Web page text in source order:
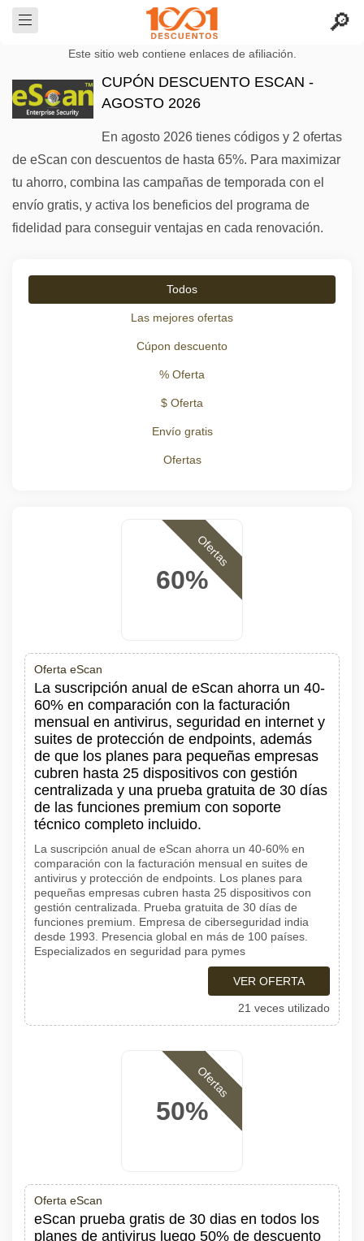
Este sitio web contiene enlaces de afiliación.
CUPÓN DESCUENTO ESCAN -
AGOSTO 2026
En agosto 2026 tienes códigos y 2 ofertas
de eScan con descuentos de hasta 65%. Para maximizar
tu ahorro, combina las campañas de temporada con el
envío gratis, y activa los beneficios del programa de
fidelidad para conseguir ventajas en cada renovación.
Todos
Las mejores ofertas
Cúpon descuento
% Oferta
$ Oferta
Envío gratis
Ofertas
60%
Ofertas
Oferta eScan
La suscripción anual de eScan ahorra un 40-
60% en comparación con la facturación
mensual en antivirus, seguridad en internet y
suites de protección de endpoints, además
de que los planes para pequeñas empresas
cubren hasta 25 dispositivos con gestión
centralizada y una prueba gratuita de 30 días
de las funciones premium con soporte
técnico completo incluido.
La suscripción anual de eScan ahorra un 40-60% en
comparación con la facturación mensual en suites de
antivirus y protección de endpoints. Los planes para
pequeñas empresas cubren hasta 25 dispositivos con
gestión centralizada. Prueba gratuita de 30 días de
funciones premium. Empresa de ciberseguridad india
desde 1993. Presencia global en más de 100 países.
Especializados en seguridad para pymes
VER OFERTA
21 veces utilizado
50%
Ofertas
Oferta eScan
eScan prueba gratis de 30 dias en todos los
planes de antivirus luego 50% de descuento